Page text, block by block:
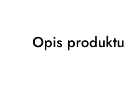
Opis produktu